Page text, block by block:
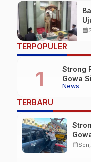
calendar_month
TERPOPULER
News
Strong
Gowa
TERBARU
calendar_month